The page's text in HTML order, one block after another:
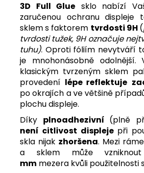
3D Full Glue sklo nabízí
zaručenou ochranu displeje
sklem s faktorem tvrdosti 9H (
tvrdosti tužek, 9H označuje
tuhu). Oproti fóliím nevytváří
je mnohonásobně odolnější.
klasickým tvrzeným sklem
provedení lépe reflektuje
po okrajích a ve většině
plochu displeje.
Díky plnoadhezivní (plně
není citlivost displeje při
skla nijak zhoršena. Mezi
a sklem může
mm mezera kvůli použitelnosti